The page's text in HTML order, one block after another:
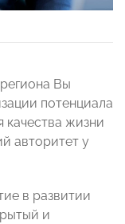
Вы
потенциала
жизни
авторитет у
в развитии
и